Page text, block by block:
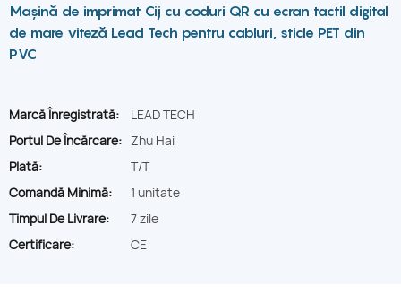
Mașină de imprimat Cij cu coduri QR cu ecran tactil digital
de mare viteză Lead Tech pentru cabluri, sticle PET din
PVC
Marcă Înregistrată:
LEAD TECH
Portul De Încărcare: Zhu Hai
Plată:
T/T
Comandă Minimă:
1 unitate
Timpul De Livrare:
7 zile
Certificare:
CE